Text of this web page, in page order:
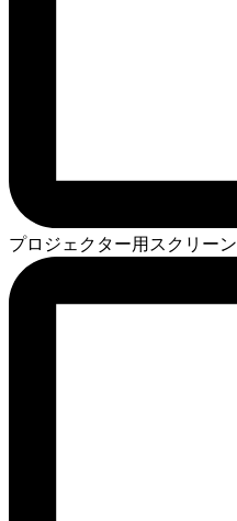
プロジェクター用スクリーン